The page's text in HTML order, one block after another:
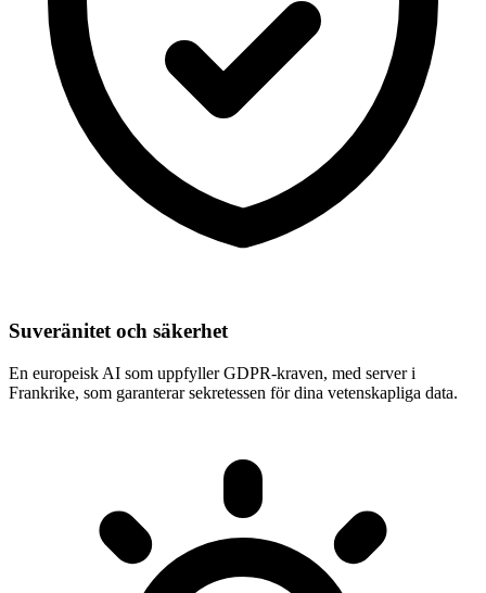
Suveränitet och säkerhet
En europeisk AI som uppfyller GDPR-kraven, med server i
Frankrike, som garanterar sekretessen för dina vetenskapliga data.